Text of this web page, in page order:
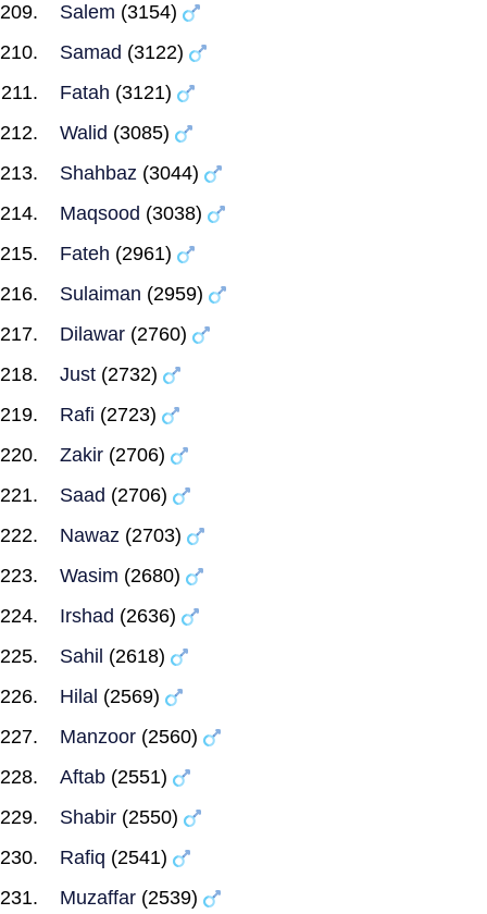
Salem (3154)
Samad (3122)
Fatah (3121)
Walid (3085)
Shahbaz (3044)
Maqsood (3038)
Fateh (2961)
Sulaiman (2959)
Dilawar (2760)
Just (2732)
Rafi (2723)
Zakir (2706)
Saad (2706)
Nawaz (2703)
Wasim (2680)
Irshad (2636)
Sahil (2618)
Hilal (2569)
Manzoor (2560)
Aftab (2551)
Shabir (2550)
Rafiq (2541)
Muzaffar (2539)